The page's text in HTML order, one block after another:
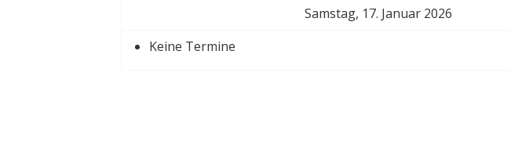
Samstag, 17. Januar 2026
Keine Termine